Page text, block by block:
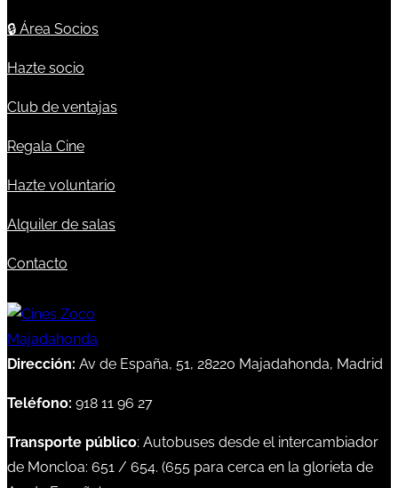
🔒 Área Socios
Hazte socio
Club de ventajas
Regala Cine
Hazte voluntario
Alquiler de salas
Contacto
Dirección: Av de España, 51, 28220 Majadahonda, Madrid
Teléfono: 918 11 96 27
Transporte público: Autobuses desde el intercambiador
de Moncloa: 651 / 654. (655 para cerca en la glorieta de